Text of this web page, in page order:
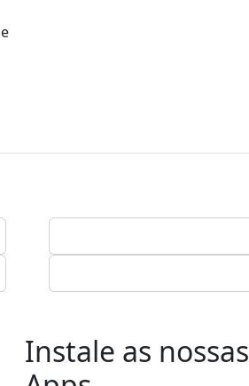
Instale as nossas